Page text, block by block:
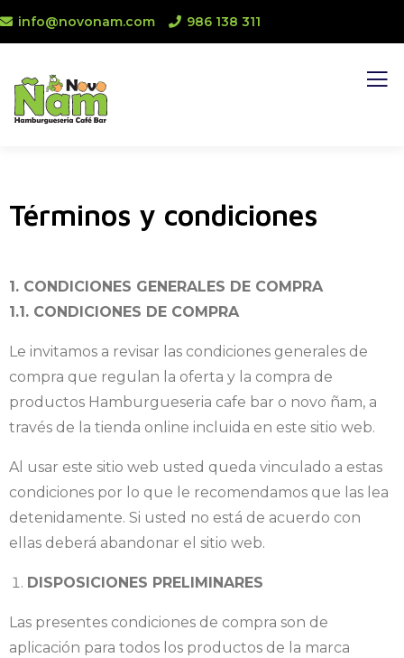
info@novonam.com 986 138 311
Términos y condiciones
1. CONDICIONES GENERALES DE COMPRA
1.1. CONDICIONES DE COMPRA
Le invitamos a revisar las condiciones generales de
compra que regulan la oferta y la compra de
productos Hamburgueseria cafe bar o novo ñam, a
través de la tienda online incluida en este sitio web.
Al usar este sitio web usted queda vinculado a estas
condiciones por lo que le recomendamos que las lea
detenidamente. Si usted no está de acuerdo con
ellas deberá abandonar el sitio web.
DISPOSICIONES PRELIMINARES
Las presentes condiciones de compra son de
aplicación para todos los productos de la marca